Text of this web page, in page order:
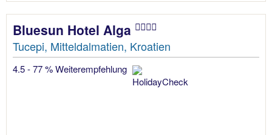
Bluesun Hotel Alga
Tucepi, Mitteldalmatien, Kroatien
4.5 - 77 % Weiterempfehlung